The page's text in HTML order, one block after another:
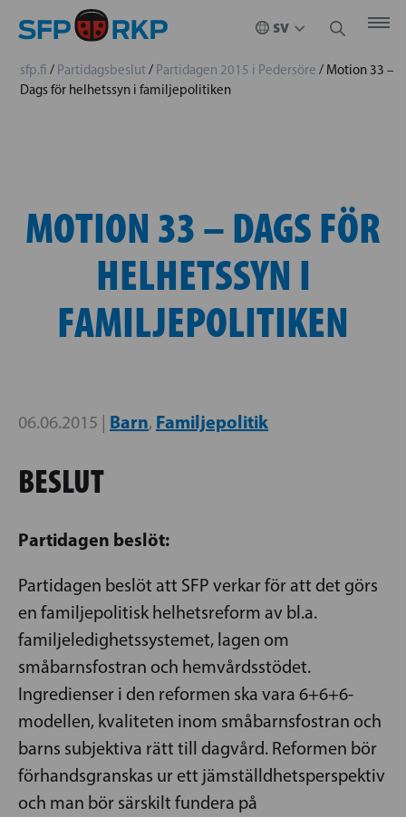
sfp.fi / Partidagsbeslut/ Partidagen 2015 i Pedersöre / Motion 33 –
Dags för helhetssyn i familjepolitiken
MOTION 33 – DAGS FÖR
HELHETSSYN I
FAMILJEPOLITIKEN
06.06.2015 | Barn, Familjepolitik
BESLUT
Partidagen beslöt:
Partidagen beslöt att SFP verkar för att det görs
en familjepolitisk helhetsreform av bl.a.
familjeledighetssystemet, lagen om
småbarnsfostran och hemvårdsstödet.
Ingredienser i den reformen ska vara 6+6+6-
modellen, kvaliteten inom småbarnsfostran och
barns subjektiva rätt till dagvård. Reformen bör
förhandsgranskas ur ett jämställdhetsperspektiv
och man bör särskilt fundera på